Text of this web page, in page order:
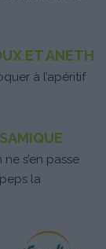
ET ANETH
à l’apéritif
s’en passe
la